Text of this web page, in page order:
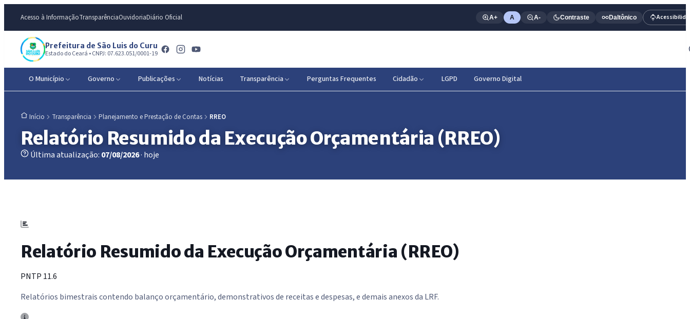
Acesso à InformaçãoTransparênciaOuvidoriaDiário Oficial A+ A A- Contraste Daltônico
Prefeitura de São Luis do Curu
Estado do Ceará • CNPJ: 07.623.051/0001-19
O Município Governo Publicações Notícias Transparência Perguntas Frequentes Cidadão LGPD Governo Digital
Início Transparência Planejamento e Prestação de Contas RREO
Relatório Resumido da Execução Orçamentária (RREO)
Última atualização: 07/08/2026· hoje
Relatório Resumido da Execução Orçamentária (RREO)
PNTP 11.6
Relatórios bimestrais contendo balanço orçamentário, demonstrativos de receitas e despesas, e demais anexos da LRF.